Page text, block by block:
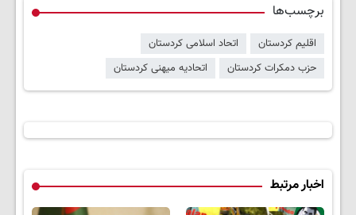
برچسب‌ها
اقلیم کردستان
اتحاد اسلامی کردستان
حزب دمکرات کردستان
اتحادیه میهنی کردستان
اخبار مرتبط